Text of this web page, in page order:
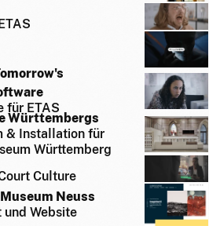
für ETAS
Württembergs
& Installation für
Württemberg
Culture
Neuss
und Website